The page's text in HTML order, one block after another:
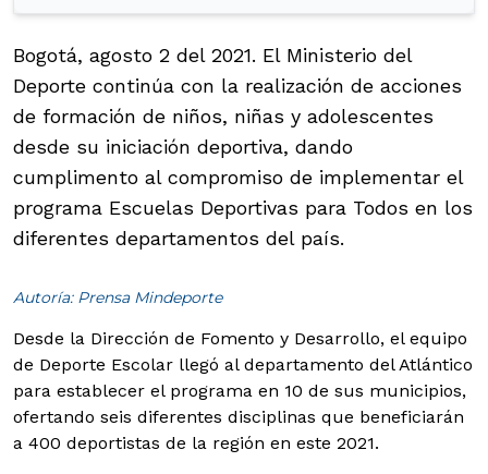
Bogotá, agosto 2 del 2021. El Ministerio del
Deporte continúa con la realización de acciones
de formación de niños, niñas y adolescentes
desde su iniciación deportiva, dando
cumplimento al compromiso de implementar el
programa Escuelas Deportivas para Todos en los
diferentes departamentos del país.
Autoría: Prensa Mindeporte
Desde la Dirección de Fomento y Desarrollo, el equipo
de Deporte Escolar llegó al departamento del Atlántico
para establecer el programa en 10 de sus municipios,
ofertando seis diferentes disciplinas que beneficiarán
a 400 deportistas de la región en este 2021.